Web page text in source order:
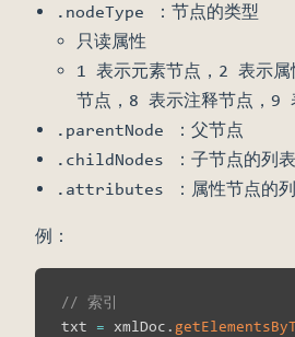
.nodeType ：节点的类型
只读属性
1 表示元素节点，2 表示
节点，8 表示注释节点，9
.parentNode ：父节点
.childNodes ：子节点的列表
.attributes ：属性节点的
例：
// 索引
txt = xmlDoc.